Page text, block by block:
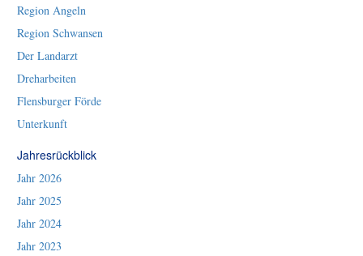
Region Angeln
Region Schwansen
Der Landarzt
Dreharbeiten
Flensburger Förde
Unterkunft
Jahresrückblick
Jahr 2026
Jahr 2025
Jahr 2024
Jahr 2023